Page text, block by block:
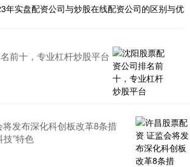
年实盘配资公司与炒股在线配资公司的区别与优
前十，专业杠杆炒股平台
发布深化科创板改革8条措
”特色